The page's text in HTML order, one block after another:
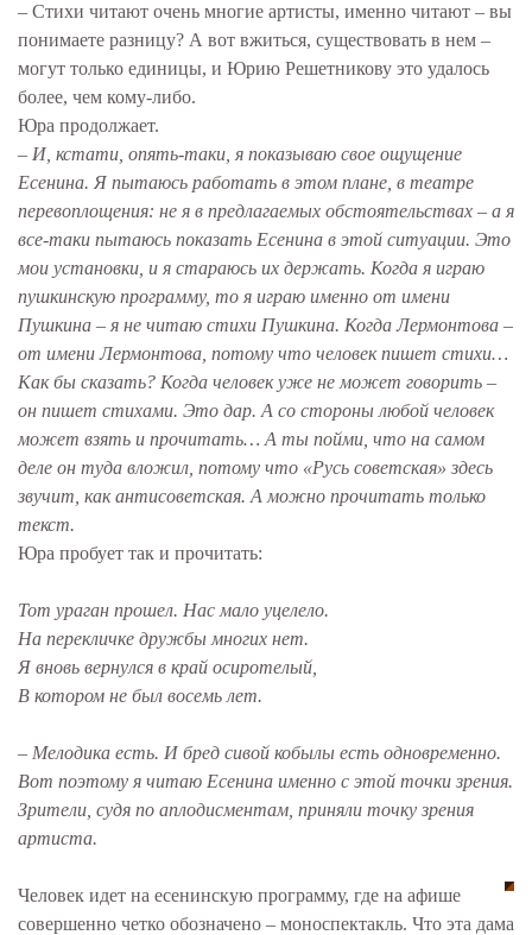
– Стихи читают очень многие артисты, именно читают – вы
понимаете разницу? А вот вжиться, существовать в нем –
могут только единицы, и Юрию Решетникову это удалось
более, чем кому-либо.
Юра продолжает.
– И, кстати, опять-таки, я показываю свое ощущение
Есенина. Я пытаюсь работать в этом плане, в театре
перевоплощения: не я в предлагаемых обстоятельствах – а я
все-таки пытаюсь показать Есенина в этой ситуации. Это
мои установки, и я стараюсь их держать. Когда я играю
пушкинскую программу, то я играю именно от имени
Пушкина – я не читаю стихи Пушкина. Когда Лермонтова –
от имени Лермонтова, потому что человек пишет стихи…
Как бы сказать? Когда человек уже не может говорить –
он пишет стихами. Это дар. А со стороны любой человек
может взять и прочитать… А ты пойми, что на самом
деле он туда вложил, потому что «Русь советская» здесь
звучит, как антисоветская. А можно прочитать только
текст.
Юра пробует так и прочитать:
Тот ураган прошел. Нас мало уцелело.
На перекличке дружбы многих нет.
Я вновь вернулся в край осиротелый,
В котором не был восемь лет.
– Мелодика есть. И бред сивой кобылы есть одновременно.
Вот поэтому я читаю Есенина именно с этой точки зрения.
Зрители, судя по аплодисментам, приняли точку зрения
артиста.
Человек идет на есенинскую программу, где на афише
совершенно четко обозначено – моноспектакль. Что эта дама